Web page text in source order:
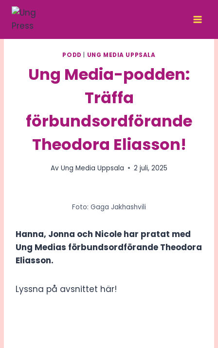
Skip
content
PODD UNG MEDIA UPPSALA
Ung Media-podden:
Träffa
förbundsordförande
Theodora Eliasson!
Av Ung Media Uppsala 2 juli, 2025
Foto: Gaga Jakhashvili
Hanna, Jonna och Nicole har pratat med
Ung Medias förbundsordförande Theodora
Eliasson.
Lyssna på avsnittet här!